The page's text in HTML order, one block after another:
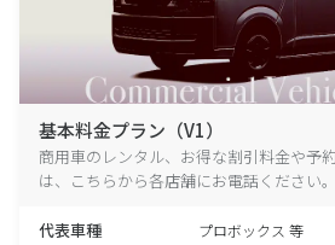
基本料金プラン（V1）
商用車のレンタル、お得な割引料金や予
は、こちらから各店舗にお電話ください。
代表車種 プロボックス 等